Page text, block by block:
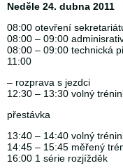
Neděle 24. dubna 2011
08:00 otevření
08:00 – 09:00
08:00 – 09:00 technická
11:00
– rozprava s jezdci
12:30 – 13:30 volný
přestávka
13:40 – 14:40 volný
14:45 – 15:45 měřený
16:00 1 série rozjížděk